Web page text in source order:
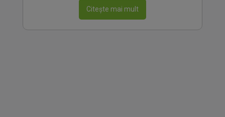
Citește mai mult